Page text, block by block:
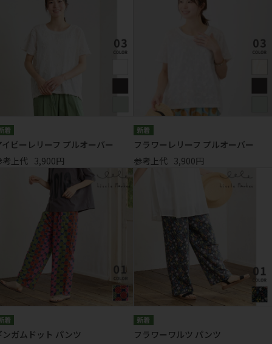
イビーレリーフ プルオーバー
考上代 3,900円
フラワーレリーフ プルオーバー
参考上代 3,900円
ンガムドット パンツ
フラワーワルツ パンツ